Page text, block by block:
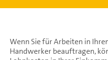
Wenn Sie für Arbeiten in
Handwerker beauftragen,